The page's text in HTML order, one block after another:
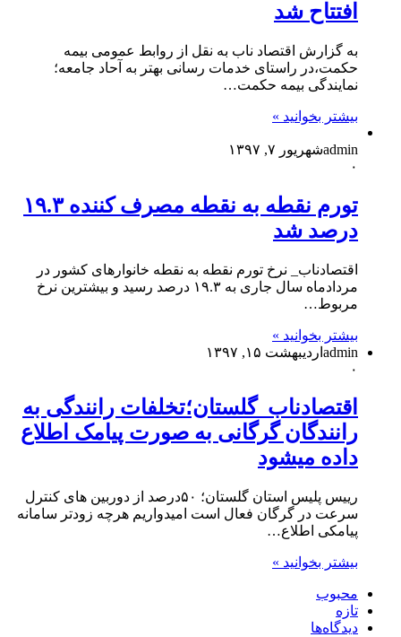
افتتاح شد
به گزارش اقتصاد ناب به نقل از روابط عمومی بیمه
حکمت،در راستای خدمات رسانی بهتر به آحاد جامعه؛
نمایندگی بیمه حکمت…
بیشتر بخوانید »
adminشهریور ۷, ۱۳۹۷
۰
تورم نقطه به نقطه مصرف کننده ۱۹.۳
درصد شد
اقتصادناب_ نرخ تورم نقطه به نقطه خانوارهای کشور در
مردادماه سال جاری به ۱۹.۳ درصد رسید و بیشترین نرخ
مربوط…
بیشتر بخوانید »
admin اردیبهشت ۱۵, ۱۳۹۷
۰
اقتصادناب_گلستان؛تخلفات رانندگی به
رانندگان گرگانی به صورت پیامک اطلاع
داده میشود
رییس پلیس استان گلستان؛ ۵۰درصد از دوربین های کنترل
سرعت در گرگان فعال است امیدواریم هرچه زودتر سامانه
پیامکی اطلاع…
بیشتر بخوانید »
محبوب
تازه
دیدگاه‌ها